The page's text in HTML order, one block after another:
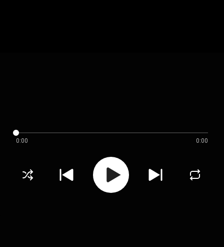
0:00 0:00